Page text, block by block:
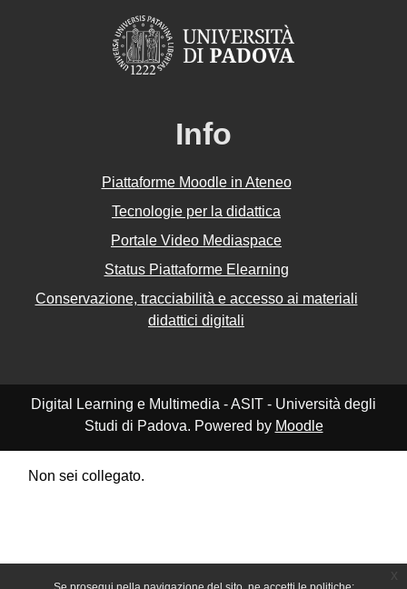
Info
Piattaforme Moodle in Ateneo
Tecnologie per la didattica
Portale Video Mediaspace
Status Piattaforme Elearning
Conservazione, tracciabilità e accesso ai materiali
didattici digitali
Digital Learning e Multimedia - ASIT - Università degli
Studi di Padova. Powered by Moodle
Non sei collegato.